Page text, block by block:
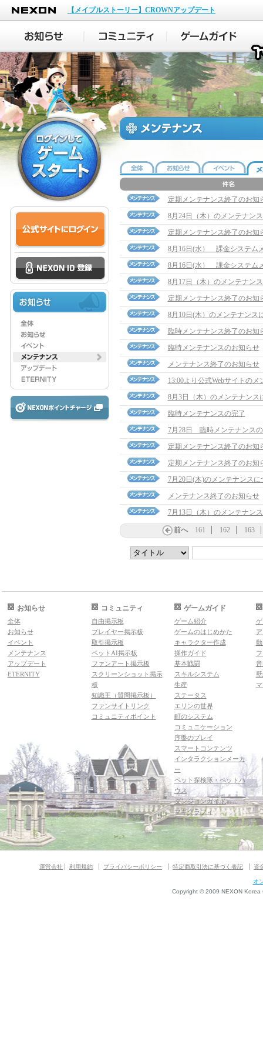
NEXON
【メイプルストーリー】CROWNアップデート
定期メンテナンス終了のお知
8月24日（木）のメンテナン
定期メンテナンス終了のお知
8月16日(水） 課金システム
8月16日(水） 課金システム
8月17日（木）のメンテナン
定期メンテナンス終了のお知
8月10日(木）のメンテナンス
臨時メンテナンス終了のお知
臨時メンテナンスのお知らせ
メンテナンス終了のお知らせ
13:00より公式Webサイトの
8月3日（木）のメンテナンス
臨時メンテナンスの完了
7月28日 臨時メンテナンス
定期メンテナンス終了のお知
定期メンテナンス終了のお知
7月20日(木)のメンテナンスに
メンテナンス終了のお知らせ
7月13日（木）のメンテナン
前へ 161 162 163
お知らせ
全体
お知らせ
イベント
メンテナンス
アップデート
ETERNITY
コミュニティ
自由掲示板
プレイヤー掲示板
取引掲示板
ペットAI掲示板
ファンアート掲示板
スクリーンショット掲示
板
知識王（質問掲示板）
ファンサイトリンク
コミュニティポイント
ゲームガイド
ゲーム紹介
ゲームのはじめかた
キャラクター作成
操作ガイド
基本戦闘
スキルシステム
生産
ステータス
エリンの世界
町のシステム
コミュニケーション
序盤のプレイ
スマートコンテンツ
インタラクションメーカ
ー
ペット探検隊・ペットハ
ウス
ダンジョンガイド
マギグラフィ
運営会社 利用規約 プライバシーポリシー 特定商取引法に基づく表記 資
オ
Copyright © 2009 NEXON Korea